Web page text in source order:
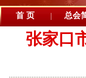
首 页 总会
张家口